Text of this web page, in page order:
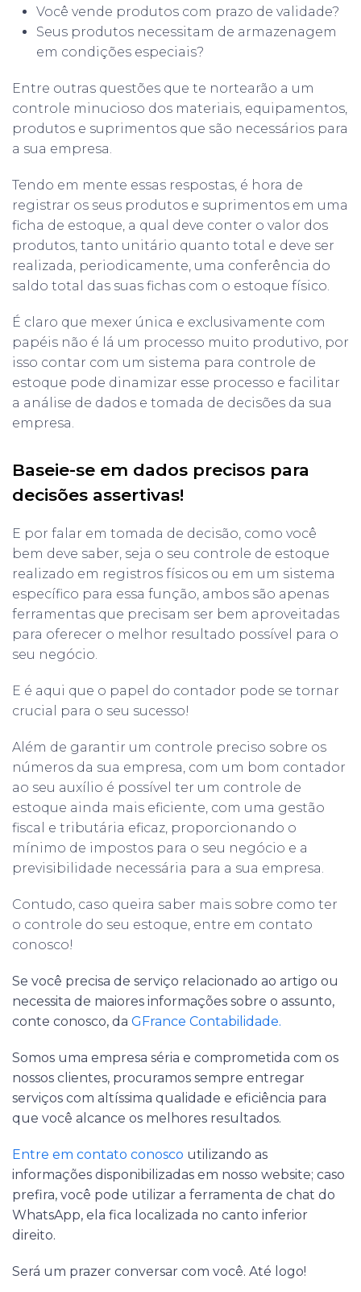
Você vende produtos com prazo de validade?
Seus produtos necessitam de armazenagem
em condições especiais?
Entre outras questões que te nortearão a um
controle minucioso dos materiais, equipamentos,
produtos e suprimentos que são necessários para
a sua empresa.
Tendo em mente essas respostas, é hora de
registrar os seus produtos e suprimentos em uma
ficha de estoque, a qual deve conter o valor dos
produtos, tanto unitário quanto total e deve ser
realizada, periodicamente, uma conferência do
saldo total das suas fichas com o estoque físico.
É claro que mexer única e exclusivamente com
papéis não é lá um processo muito produtivo, por
isso contar com um sistema para controle de
estoque pode dinamizar esse processo e facilitar
a análise de dados e tomada de decisões da sua
empresa.
Baseie-se em dados precisos para
decisões assertivas!
E por falar em tomada de decisão, como você
bem deve saber, seja o seu controle de estoque
realizado em registros físicos ou em um sistema
específico para essa função, ambos são apenas
ferramentas que precisam ser bem aproveitadas
para oferecer o melhor resultado possível para o
seu negócio.
E é aqui que o papel do contador pode se tornar
crucial para o seu sucesso!
Além de garantir um controle preciso sobre os
números da sua empresa, com um bom contador
ao seu auxílio é possível ter um controle de
estoque ainda mais eficiente, com uma gestão
fiscal e tributária eficaz, proporcionando o
mínimo de impostos para o seu negócio e a
previsibilidade necessária para a sua empresa.
Contudo, caso queira saber mais sobre como ter
o controle do seu estoque, entre em contato
conosco!
Se você precisa de serviço relacionado ao artigo ou
necessita de maiores informações sobre o assunto,
conte conosco, da GFrance Contabilidade.
Somos uma empresa séria e comprometida com os
nossos clientes, procuramos sempre entregar
serviços com altíssima qualidade e eficiência para
que você alcance os melhores resultados.
Entre em contato conosco utilizando as
informações disponibilizadas em nosso website; caso
prefira, você pode utilizar a ferramenta de chat do
WhatsApp, ela fica localizada no canto inferior
direito.
Será um prazer conversar com você. Até logo!